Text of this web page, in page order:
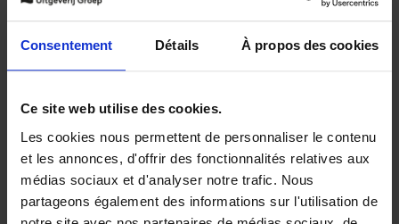
Consentement Détails À propos des cookies
Ce site web utilise des cookies.
Les cookies nous permettent de personnaliser le contenu
et les annonces, d'offrir des fonctionnalités relatives aux
médias sociaux et d'analyser notre trafic. Nous
partageons également des informations sur l'utilisation de
Building Bonds = Building
Business
Jochen Roef Jozefien De Feyter
Carolien Boom
Couverture souple
2025 200